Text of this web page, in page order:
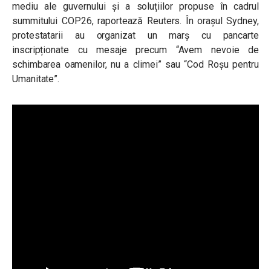
mediu ale guvernului și a soluțiilor propuse în cadrul
summitului COP26, raportează Reuters. În orașul Sydney,
protestatarii au organizat un marș cu pancarte
inscripționate cu mesaje precum “Avem nevoie de
schimbarea oamenilor, nu a climei” sau “Cod Roșu pentru
Umanitate”.